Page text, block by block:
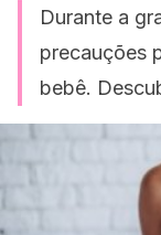
Durante a
precauções
bebê.